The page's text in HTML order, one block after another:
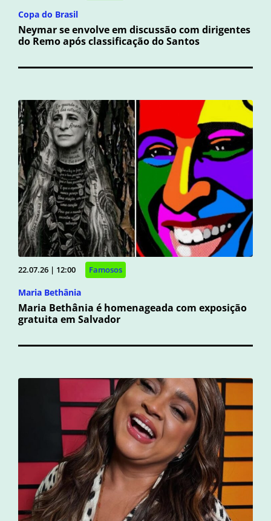
Copa do Brasil
Neymar se envolve em discussão com dirigentes
do Remo após classificação do Santos
22.07.26 | 12:00 Famosos
Maria Bethânia
Maria Bethânia é homenageada com exposição
gratuita em Salvador